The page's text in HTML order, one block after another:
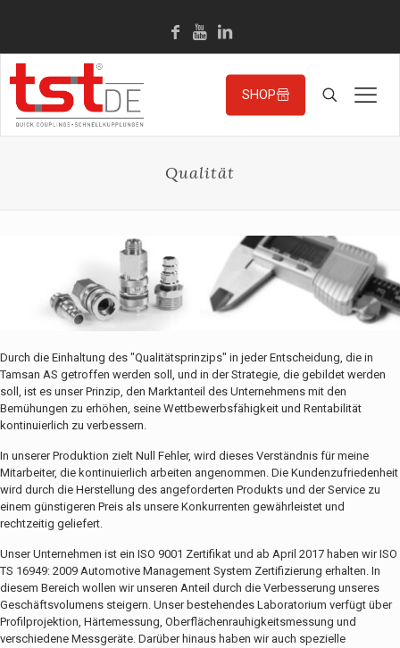
SHOP
Qualität
Durch die Einhaltung des "Qualitätsprinzips" in jeder Entscheidung, die in
Tamsan AS getroffen werden soll, und in der Strategie, die gebildet werden
soll, ist es unser Prinzip, den Marktanteil des Unternehmens mit den
Bemühungen zu erhöhen, seine Wettbewerbsfähigkeit und Rentabilität
kontinuierlich zu verbessern.
In unserer Produktion zielt Null Fehler, wird dieses Verständnis für meine
Mitarbeiter, die kontinuierlich arbeiten angenommen. Die Kundenzufriedenheit
wird durch die Herstellung des angeforderten Produkts und der Service zu
einem günstigeren Preis als unsere Konkurrenten gewährleistet und
rechtzeitig geliefert.
Unser Unternehmen ist ein ISO 9001 Zertifikat und ab April 2017 haben wir ISO
TS 16949: 2009 Automotive Management System Zertifizierung erhalten. In
diesem Bereich wollen wir unseren Anteil durch die Verbesserung unseres
Geschäftsvolumens steigern. Unser bestehendes Laboratorium verfügt über
Profilprojektion, Härtemessung, Oberflächenrauhigkeitsmessung und
verschiedene Messgeräte. Darüber hinaus haben wir auch spezielle